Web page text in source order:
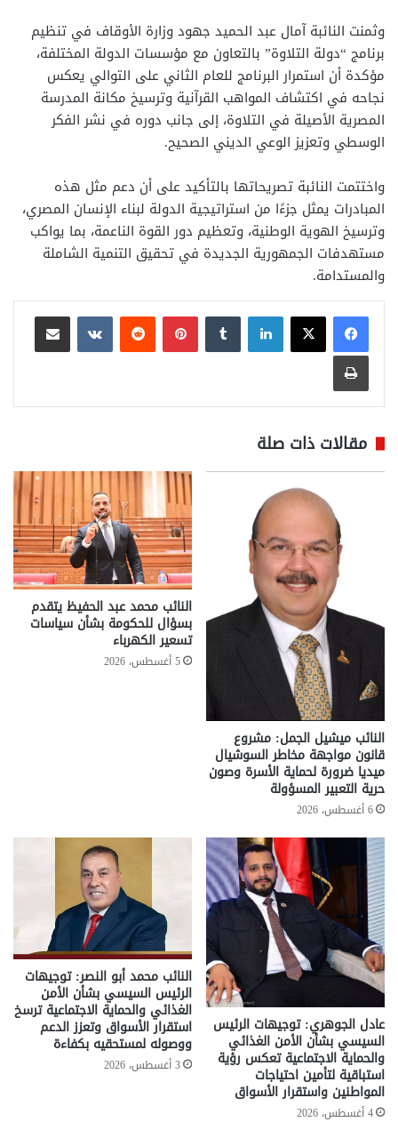
وثمنت النائبة آمال عبد الحميد جهود وزارة الأوقاف في تنظيم
برنامج “دولة التلاوة” بالتعاون مع مؤسسات الدولة المختلفة،
مؤكدة أن استمرار البرنامج للعام الثاني على التوالي يعكس
نجاحه في اكتشاف المواهب القرآنية وترسيخ مكانة المدرسة
المصرية الأصيلة في التلاوة، إلى جانب دوره في نشر الفكر
الوسطي وتعزيز الوعي الديني الصحيح.
واختتمت النائبة تصريحاتها بالتأكيد على أن دعم مثل هذه
المبادرات يمثل جزءًا من استراتيجية الدولة لبناء الإنسان المصري،
وترسيخ الهوية الوطنية، وتعظيم دور القوة الناعمة، بما يواكب
مستهدفات الجمهورية الجديدة في تحقيق التنمية الشاملة
والمستدامة.
لينكدإن بينتيريست
مشاركة عبر البريد
طباعة
مقالات ذات صلة
النائب ميشيل الجمل: مشروع
قانون مواجهة مخاطر السوشيال
ميديا ضرورة لحماية الأسرة وصون
حرية التعبير المسؤولة
6 أغسطس، 2026
النائب محمد عبد الحفيظ يتقدم
بسؤال للحكومة بشأن سياسات
تسعير الكهرباء
5 أغسطس، 2026
عادل الجوهري: توجيهات الرئيس
السيسي بشأن الأمن الغذائي
والحماية الاجتماعية تعكس رؤية
استباقية لتأمين احتياجات
المواطنين واستقرار الأسواق
4 أغسطس، 2026
النائب محمد أبو النصر: توجيهات
الرئيس السيسي بشأن الأمن
الغذائي والحماية الاجتماعية ترسخ
استقرار الأسواق وتعزز الدعم
ووصوله لمستحقيه بكفاءة
3 أغسطس، 2026